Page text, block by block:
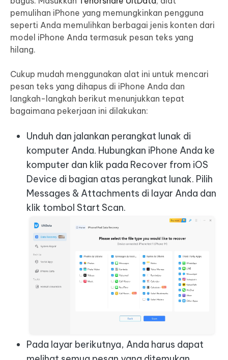
pemulihan iPhone yang memungkinkan pengguna
seperti Anda memulihkan berbagai jenis konten dari
model iPhone Anda termasuk pesan teks yang
hilang.
Cukup mudah menggunakan alat ini untuk mencari
pesan teks yang dihapus di iPhone Anda dan
langkah-langkah berikut menunjukkan tepat
bagaimana pekerjaan ini dilakukan:
Unduh dan jalankan perangkat lunak di
komputer Anda. Hubungkan iPhone Anda ke
komputer dan klik pada Recover from iOS
Device di bagian atas perangkat lunak. Pilih
Messages & Attachments di layar Anda dan
klik tombol Start Scan.
Pada layar berikutnya, Anda harus dapat